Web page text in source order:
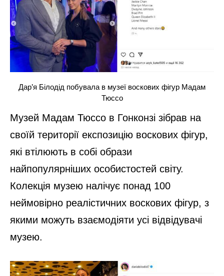
Дар’я Білодід побувала в музеї воскових фігур Мадам
Тюссо
Музей Мадам Тюссо в Гонконзі зібрав на
своїй території експозицію воскових фігур,
які втілюють в собі образи
найпопулярніших особистостей світу.
Колекція музею налічує понад 100
неймовірно реалістичних воскових фігур, з
якими можуть взаємодіяти усі відвідувачі
музею.